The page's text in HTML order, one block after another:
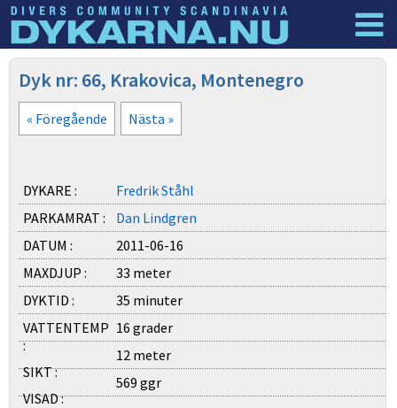
Dyknyheter
Dyk nr: 66, Krakovica, Montenegro
« Föregående Nästa »
DYKARE :
Fredrik Ståhl
PARKAMRAT :
Dan Lindgren
DATUM :
2011-06-16
MAXDJUP :
33 meter
DYKTID :
35 minuter
VATTENTEMP
:
16 grader
SIKT :
12 meter
VISAD :
569 ggr